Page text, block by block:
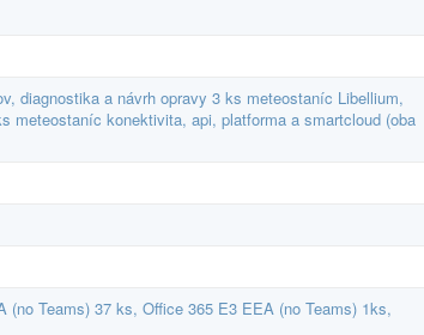
diagnostika a návrh opravy 3 ks meteostaníc Libellium,
meteostaníc konektivita, api, platforma a smartcloud (oba
Teams) 37 ks, Office 365 E3 EEA (no Teams) 1ks,